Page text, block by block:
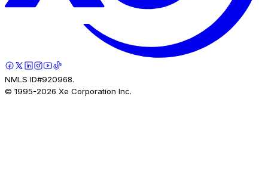
NMLS ID#920968.
© 1995-2026 Xe Corporation Inc.